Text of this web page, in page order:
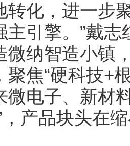
转化，进一步
主引擎。”戴
微纳智造小镇
聚焦“硬科技+
微电子、新
产品块头在